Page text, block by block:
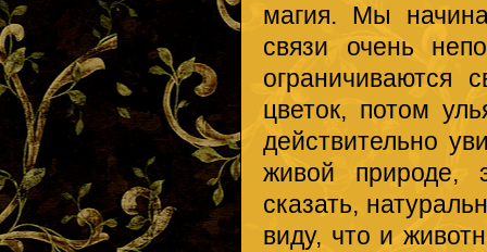
магия. Мы
связи очень
ограничиваются
цветок, потом
действительно
живой природе,
сказать,
виду, что и